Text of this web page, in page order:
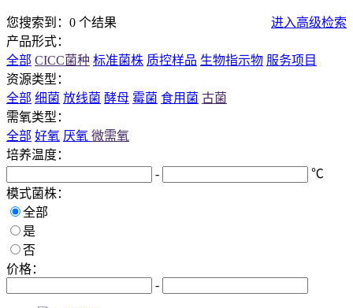
您搜索到：0 个结果
进入高级检索
产品形式：
全部 CICC菌种 标准菌株 质控样品 生物指示物 服务项目
资源类型：
全部 细菌 放线菌 酵母 霉菌 食用菌 古菌
需氧类型：
全部 好氧 厌氧 微需氧
培养温度：
-
℃
模式菌株：
全部
是
否
价格：
-